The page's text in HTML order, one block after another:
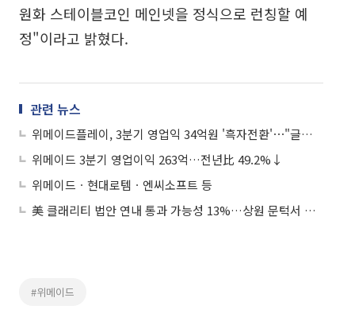
원화 스테이블코인 메인넷을 정식으로 런칭할 예
정"이라고 밝혔다.
관련 뉴스
위메이드플레이, 3분기 영업익 34억원 '흑자전환'⋯"글로벌향 신작 출시 집중"
위메이드 3분기 영업이익 263억…전년比 49.2%↓
위메이드ㆍ현대로템ㆍ엔씨소프트 등
美 클래리티 법안 연내 통과 가능성 13%…상원 문턱서 제동
#위메이드